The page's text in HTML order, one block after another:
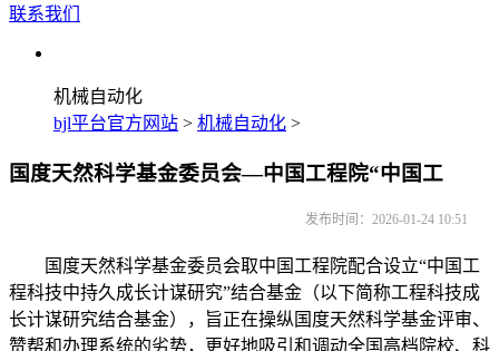
联系我们
机械自动化
bjl平台官方网站 > 机械自动化 >
国度天然科学基金委员会—中国工程院“中国工
发布时间：2026-01-24 10:51
国度天然科学基金委员会取中国工程院配合设立“中国工
程科技中持久成长计谋研究”结合基金（以下简称工程科技成
长计谋研究结合基金），旨正在操纵国度天然科学基金评审、
赞帮和办理系统的劣势，更好地吸引和调动全国高档院校、科